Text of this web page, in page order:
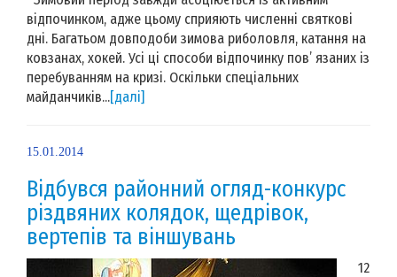
відпочинком, адже цьому сприяють численні святкові
дні. Багатьом довподоби зимова риболовля, катання на
ковзанах, хокей. Усі ці способи відпочинку пов’ язаних із
перебуванням на кризі. Оскільки спеціальних
майданчиків...[далі]
15.01.2014
Відбувся районний огляд-конкурс
різдвяних колядок, щедрівок,
вертепів та віншувань
12